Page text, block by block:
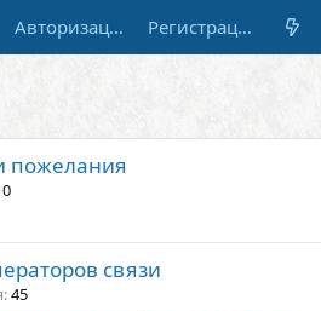
Авторизация Регистрация
пожелания
0
связи
45